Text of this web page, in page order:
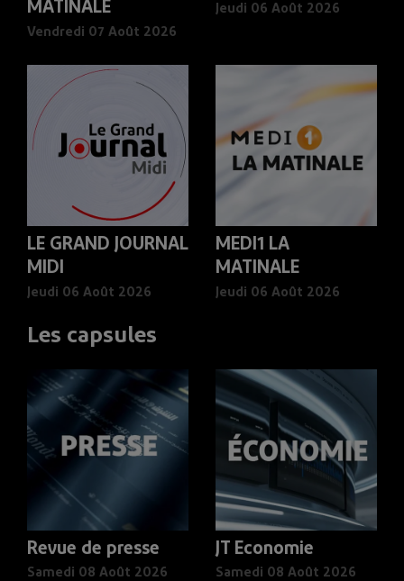
MATINALE
Vendredi 07 Août 2026
Jeudi 06 Août 2026
LE GRAND JOURNAL
MIDI
Jeudi 06 Août 2026
MEDI1 LA
MATINALE
Jeudi 06 Août 2026
Les capsules
Revue de presse
Samedi 08 Août 2026
JT Economie
Samedi 08 Août 2026